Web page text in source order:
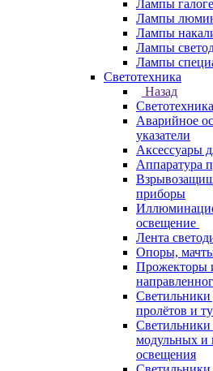
Лампы
Лампы
Лампы
Лампы
Лампы
Светотехника
Назад
Светотехника
Аварийное
указатели
Аксессуары
Аппаратура
приборы
освещение
Лента
Опоры,
Прожекторы
пролётов и
модульных и
освещения